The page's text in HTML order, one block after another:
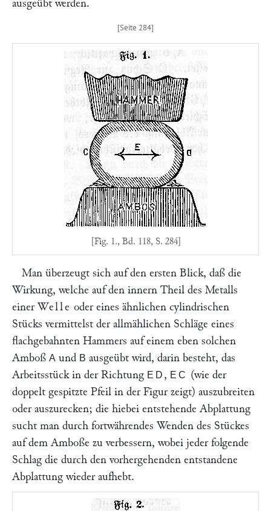
ausgeübt werden.
[Fig. 1., Bd. 118, S. 284]
Man überzeugt sich auf den ersten Blick, daß die
Wirkung, welche auf den innern Theil des Metalls
einer Welle oder eines ähnlichen cylindrischen
Stücks vermittelst der allmählichen Schläge eines
flachgebahnten Hammers auf einem eben solchen
Amboß A und B ausgeübt wird, darin besteht, das
Arbeitsstück in der Richtung ED , EC (wie der
doppelt gespitzte Pfeil in der Figur zeigt) auszubreiten
oder auszurecken; die hiebei entstehende Abplattung
sucht man durch fortwährendes Wenden des Stückes
auf dem Amboße zu verbessern, wobei jeder folgende
Schlag die durch den vorhergehenden entstandene
Abplattung wieder aufhebt.